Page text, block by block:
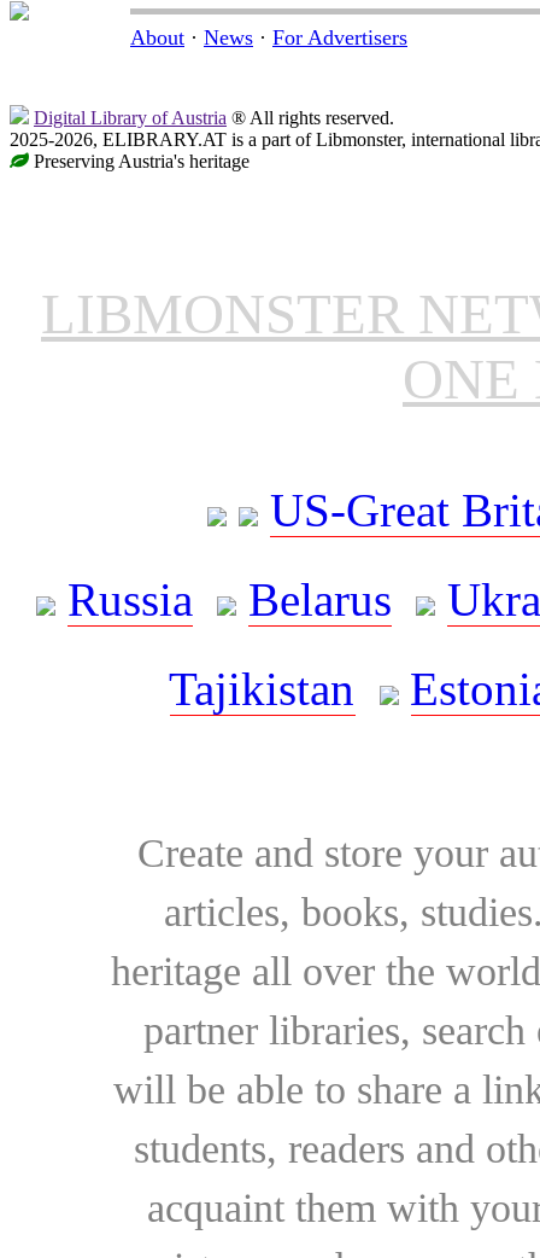
About · News · For Advertisers
Digital Library of Austria ® All rights reserved.
2025-2026, ELIBRARY.AT is a part of Libmonster, international
Preserving Austria's heritage
LIBMONSTER
ONE
US-Great
Russia
Belarus
Tajikistan
Create and store your
articles, books,
heritage all over the
partner libraries,
will be able to share a
students, readers and
acquaint them with